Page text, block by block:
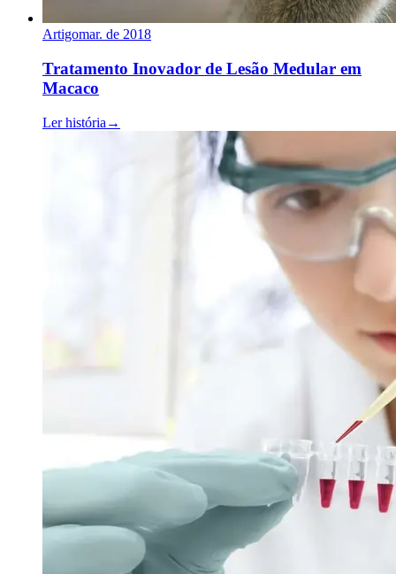
Artigomar. de 2018
Tratamento Inovador de Lesão Medular em
Macaco
Ler história →